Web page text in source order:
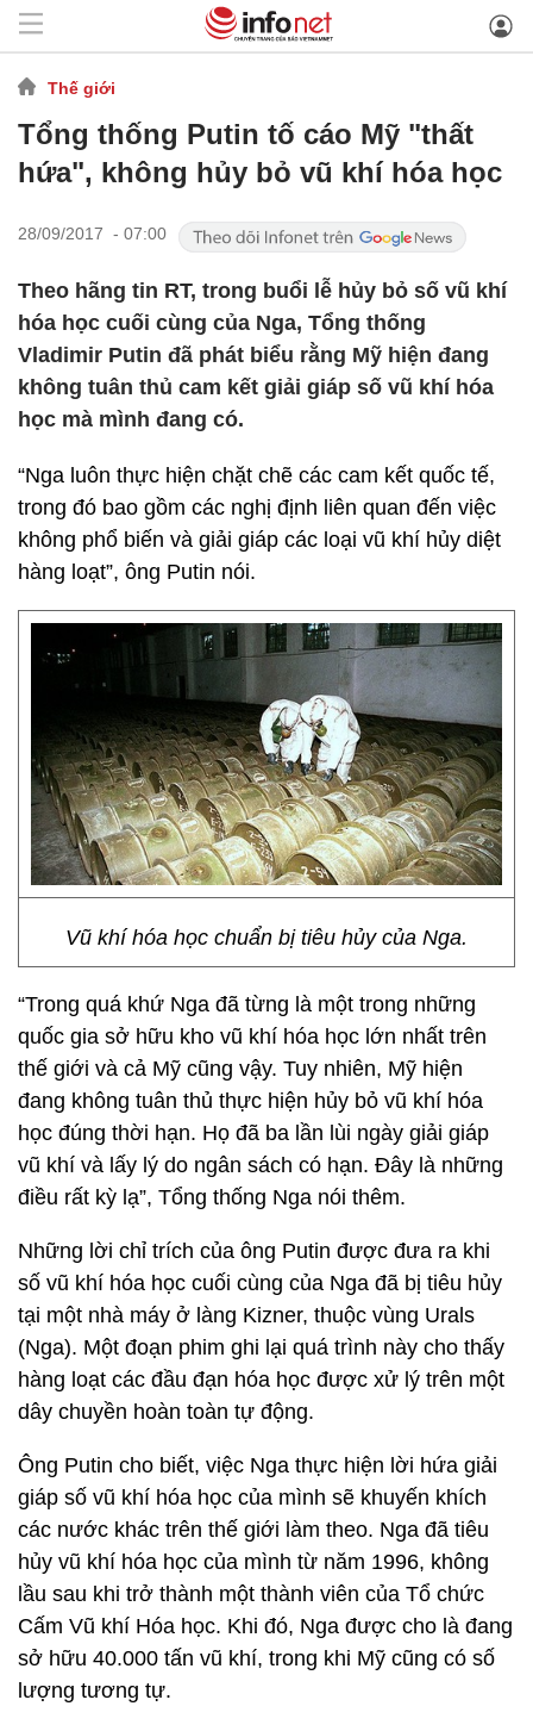
Thế giới
Tổng thống Putin tố cáo Mỹ "thất
hứa", không hủy bỏ vũ khí hóa học
28/09/2017 - 07:00
Theo hãng tin RT, trong buổi lễ hủy bỏ số vũ khí
hóa học cuối cùng của Nga, Tổng thống
Vladimir Putin đã phát biểu rằng Mỹ hiện đang
không tuân thủ cam kết giải giáp số vũ khí hóa
học mà mình đang có.
“Nga luôn thực hiện chặt chẽ các cam kết quốc tế,
trong đó bao gồm các nghị định liên quan đến việc
không phổ biến và giải giáp các loại vũ khí hủy diệt
hàng loạt”, ông Putin nói.
Vũ khí hóa học chuẩn bị tiêu hủy của Nga.
“Trong quá khứ Nga đã từng là một trong những
quốc gia sở hữu kho vũ khí hóa học lớn nhất trên
thế giới và cả Mỹ cũng vậy. Tuy nhiên, Mỹ hiện
đang không tuân thủ thực hiện hủy bỏ vũ khí hóa
học đúng thời hạn. Họ đã ba lần lùi ngày giải giáp
vũ khí và lấy lý do ngân sách có hạn. Đây là những
điều rất kỳ lạ”, Tổng thống Nga nói thêm.
Những lời chỉ trích của ông Putin được đưa ra khi
số vũ khí hóa học cuối cùng của Nga đã bị tiêu hủy
tại một nhà máy ở làng Kizner, thuộc vùng Urals
(Nga). Một đoạn phim ghi lại quá trình này cho thấy
hàng loạt các đầu đạn hóa học được xử lý trên một
dây chuyền hoàn toàn tự động.
Ông Putin cho biết, việc Nga thực hiện lời hứa giải
giáp số vũ khí hóa học của mình sẽ khuyến khích
các nước khác trên thế giới làm theo. Nga đã tiêu
hủy vũ khí hóa học của mình từ năm 1996, không
lầu sau khi trở thành một thành viên của Tổ chức
Cấm Vũ khí Hóa học. Khi đó, Nga được cho là đang
sở hữu 40.000 tấn vũ khí, trong khi Mỹ cũng có số
lượng tương tự.